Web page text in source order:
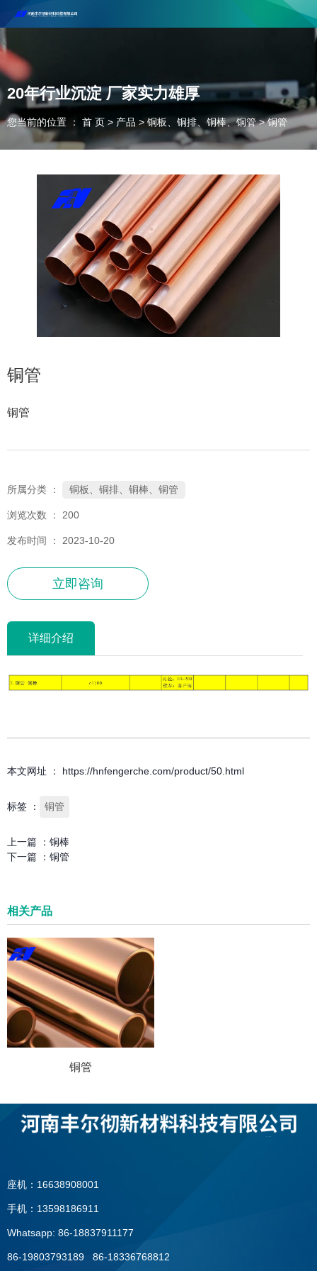
河南丰尔彻新材料科技有限公司欢迎合作咨询！
联系电话：18037947756
20年行业沉淀 厂家实力雄厚
您当前的位置 ： 首 页 > 产品 > 铜板、铜排、铜棒、铜管 >铜管
铜管
铜管
所属分类 ： 铜板、铜排、铜棒、铜管
浏览次数 ： 200
发布时间 ： 2023-10-20
立即咨询
详细介绍
本文网址 ： https://hnfengerche.com/product/50.html
标签 ： 铜管
上一篇 ： 铜棒
下一篇 ： 铜管
相关产品
铜管
座机：16638908001
手机：13598186911
Whatsapp: 86-18837911177
86-19803793189 86-18336768812